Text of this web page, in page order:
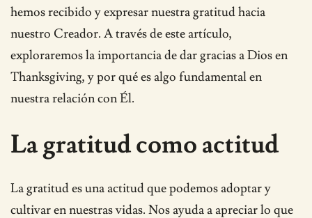
hemos recibido y expresar nuestra gratitud hacia
nuestro Creador. A través de este artículo,
exploraremos la importancia de dar gracias a Dios en
Thanksgiving, y por qué es algo fundamental en
nuestra relación con Él.
La gratitud como actitud
La gratitud es una actitud que podemos adoptar y
cultivar en nuestras vidas. Nos ayuda a apreciar lo que